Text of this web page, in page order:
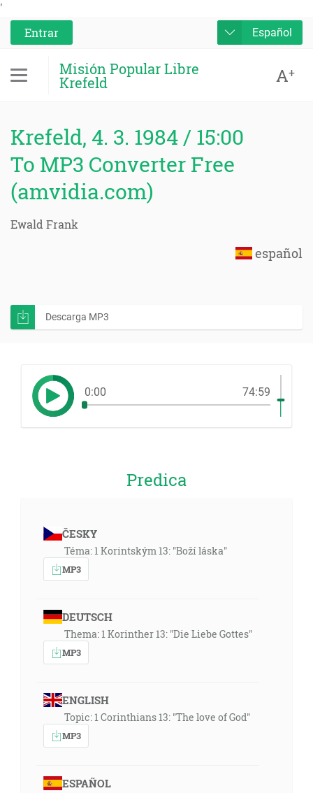
'
Entrar
Español
Misión Popular Libre
Krefeld A+
Krefeld, 4. 3. 1984 / 15:00
To MP3 Converter Free
(amvidia.com)
Ewald Frank
español
Descarga MP3
0:00 74:59
Predica
ČESKY
Téma: 1 Korintským 13: "Boží láska"
MP3
DEUTSCH
Thema: 1 Korinther 13: "Die Liebe Gottes"
MP3
ENGLISH
Topic: 1 Corinthians 13: "The love of God"
MP3
ESPAÑOL